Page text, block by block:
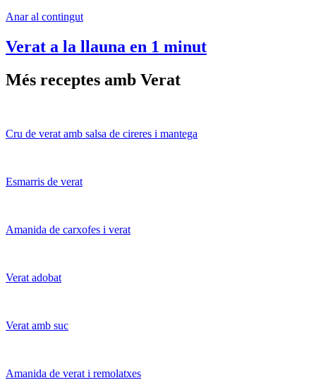
Anar al contingut
Verat a la llauna en 1 minut
Més receptes amb Verat
Cru de verat amb salsa de cireres i mantega
Esmarris de verat
Amanida de carxofes i verat
Verat adobat
Verat amb suc
Amanida de verat i remolatxes